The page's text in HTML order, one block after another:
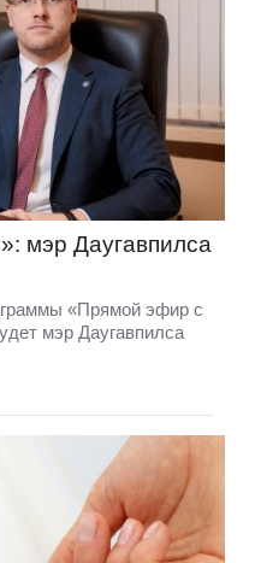
мэр Даугавпилса
«Прямой эфир с
мэр Даугавпилса